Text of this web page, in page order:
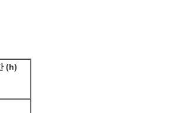
(h)